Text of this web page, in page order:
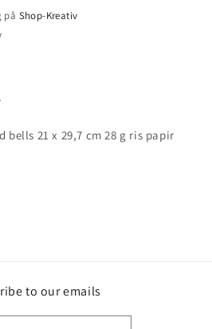
på Shop-Kreativ
21 x 29,7 cm 28 g ris papir
to our emails